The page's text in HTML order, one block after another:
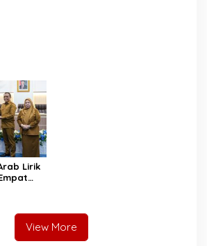
Lirik
View More